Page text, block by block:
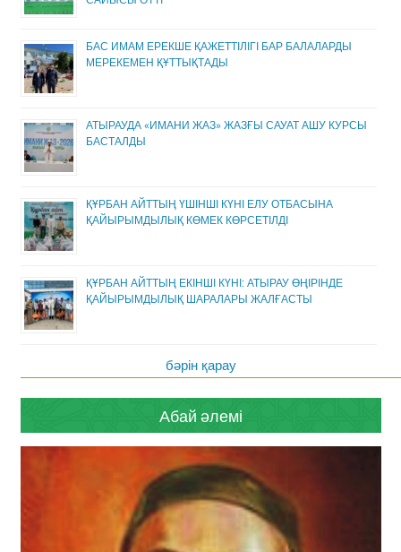
БАС ИМАМ ЕРЕКШЕ ҚАЖЕТТІЛІГІ БАР БАЛАЛАРДЫ
МЕРЕКЕМЕН ҚҰТТЫҚТАДЫ
АТЫРАУДА «ИМАНИ ЖАЗ» ЖАЗҒЫ САУАТ АШУ КУРСЫ
БАСТАЛДЫ
ҚҰРБАН АЙТТЫҢ ҮШІНШІ КҮНІ ЕЛУ ОТБАСЫНА
ҚАЙЫРЫМДЫЛЫҚ КӨМЕК КӨРСЕТІЛДІ
ҚҰРБАН АЙТТЫҢ ЕКІНШІ КҮНІ: АТЫРАУ ӨҢІРІНДЕ
ҚАЙЫРЫМДЫЛЫҚ ШАРАЛАРЫ ЖАЛҒАСТЫ
бәрін қарау
Абай әлемі